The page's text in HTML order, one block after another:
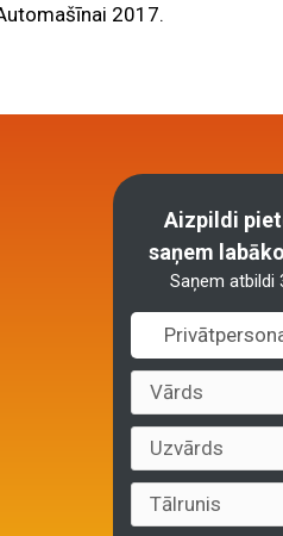
2017.
Aizpildi
saņem
Saņem atbildi